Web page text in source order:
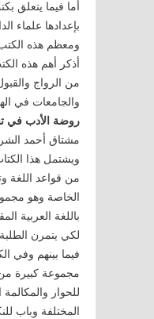
أما فيما يتعلق
بإعدادها علماء
ومعظم هذه الكتب
أذكر أهم هذه
من الرواج
والجامعات في
روضة الأدب في
مشتاق أحمد
ويشتمل هذا
من قواعد اللغة
الخاصة وهو
باللغة العربية
لكي يتمرن
فيما بينهم وفي
مجموعة كبيرة من
للحوار والمكالمة
المختلفة وباب